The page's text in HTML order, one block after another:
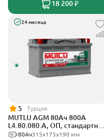
18 200 ₽
24 месяца
5 Турция
MUTLU AGM 80Ач 800A
L4.80.080.A, ОП, стандартные
клеммы315x175x190 мм
80Ач